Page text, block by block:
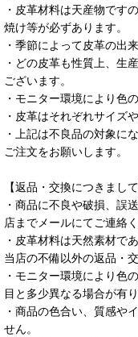
・皮革材料は天産物です
焼け等が必ずあります。
・季節によって皮革の出
・どの皮革も性質上、生
ございます。
・モニター環境により色
・皮革はそれぞれサイズ
・上記は不良品の対象に
ご注文をお願いします。
【返品・交換につきまして
・商品に不良や破損、誤
店までメールにてご連絡く
・皮革材料は天然素材で
当店の不備以外の返品・
・モニター環境により色
目と多少異なる場合が有
・商品の色合い、質感や
せん。